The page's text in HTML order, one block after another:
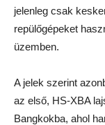
jelenleg csak
repülőgépeket
üzemben.
A jelek szerint
az első, HS-XBA
Bangkokba, ahol